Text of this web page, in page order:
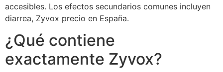
accesibles. Los efectos secundarios comunes incluyen
diarrea, Zyvox precio en España.
¿Qué contiene
exactamente Zyvox?